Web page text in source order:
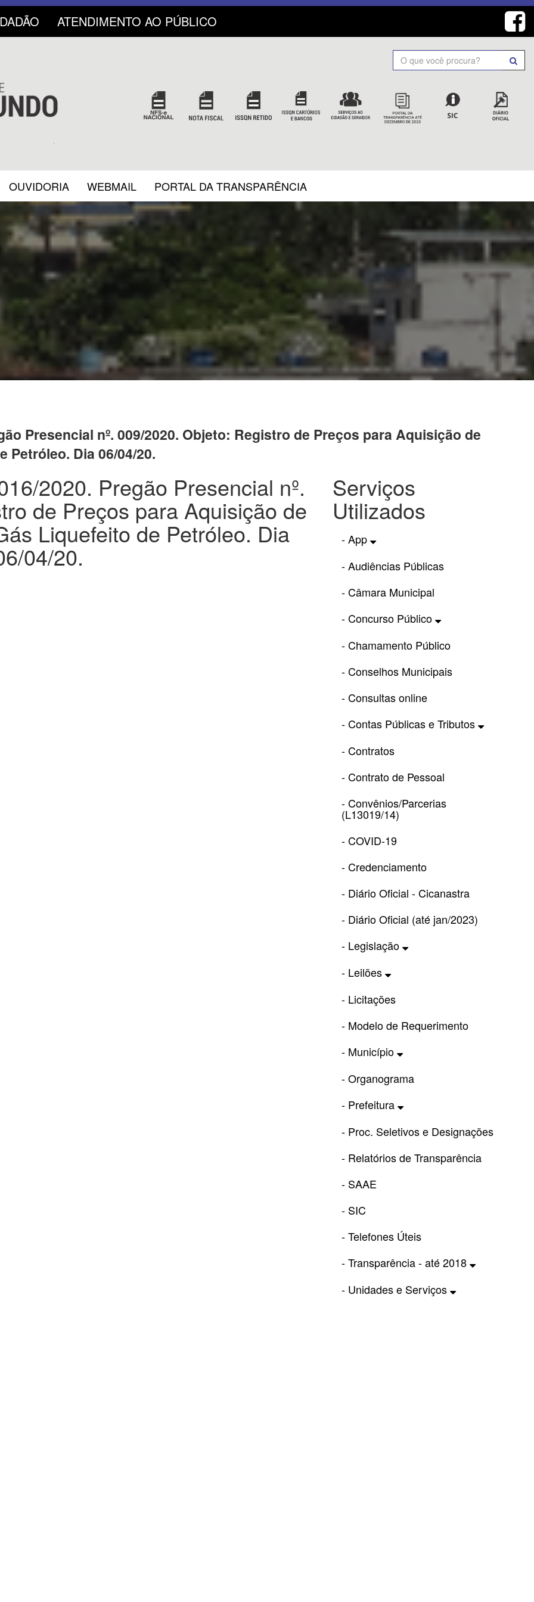
ATENDIMENTO AO PÚBLICO
Search
OUVIDORIA WEBMAIL PORTAL DA TRANSPARÊNCIA
Presencial nº. 009/2020. Objeto: Registro de Preços para Aquisição de
Petróleo. Dia 06/04/20.
2020. Pregão Presencial nº.
de Preços para Aquisição de
Liquefeito de Petróleo. Dia
04/20.
Serviços
Utilizados
- App
- Audiências Públicas
- Câmara Municipal
- Concurso Público
- Chamamento Público
- Conselhos Municipais
- Consultas online
- Contas Públicas e Tributos
- Contratos
- Contrato de Pessoal
- Convênios/Parcerias
(L13019/14)
- COVID-19
- Credenciamento
- Diário Oficial - Cicanastra
- Diário Oficial (até jan/2023)
- Legislação
- Leilões
- Licitações
- Modelo de Requerimento
- Município
- Organograma
- Prefeitura
- Proc. Seletivos e Designações
- Relatórios de Transparência
- SAAE
- SIC
- Telefones Úteis
- Transparência - até 2018
- Unidades e Serviços